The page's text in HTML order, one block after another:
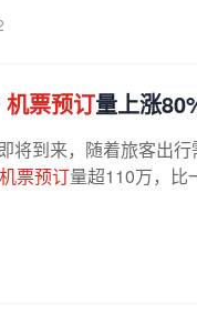
机票预订量上涨
将到来，随着旅客出
机票预订量超110万，比